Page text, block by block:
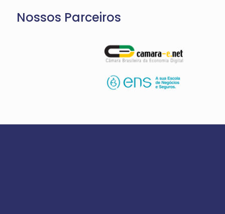
Nossos Parceiros